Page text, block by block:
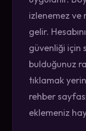
izlenemez ve
gelir.
güvenliği için
bulduğunuz
tıklamak
rehber
eklemeniz